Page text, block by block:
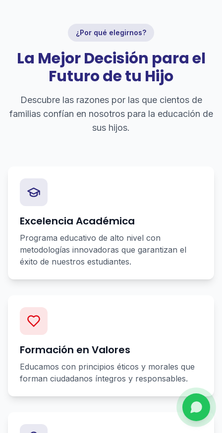
¿Por qué elegirnos?
La Mejor Decisión para el
Futuro de tu Hijo
Descubre las razones por las que cientos de
familias confían en nosotros para la educación de
sus hijos.
Excelencia Académica
Programa educativo de alto nivel con
metodologías innovadoras que garantizan el
éxito de nuestros estudiantes.
Formación en Valores
Educamos con principios éticos y morales que
forman ciudadanos íntegros y responsables.